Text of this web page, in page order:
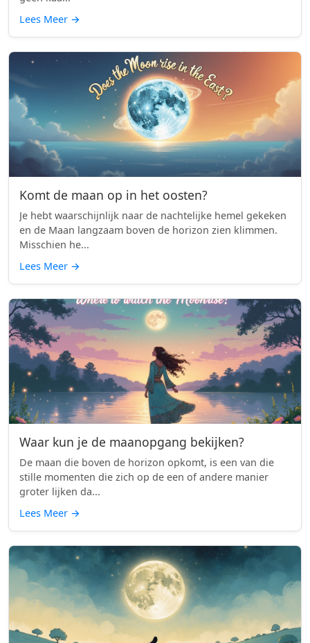
Lees Meer →
Komt de maan op in het oosten?
Je hebt waarschijnlijk naar de nachtelijke hemel gekeken
en de Maan langzaam boven de horizon zien klimmen.
Misschien he...
Lees Meer →
Waar kun je de maanopgang bekijken?
De maan die boven de horizon opkomt, is een van die
stille momenten die zich op de een of andere manier
groter lijken da...
Lees Meer →